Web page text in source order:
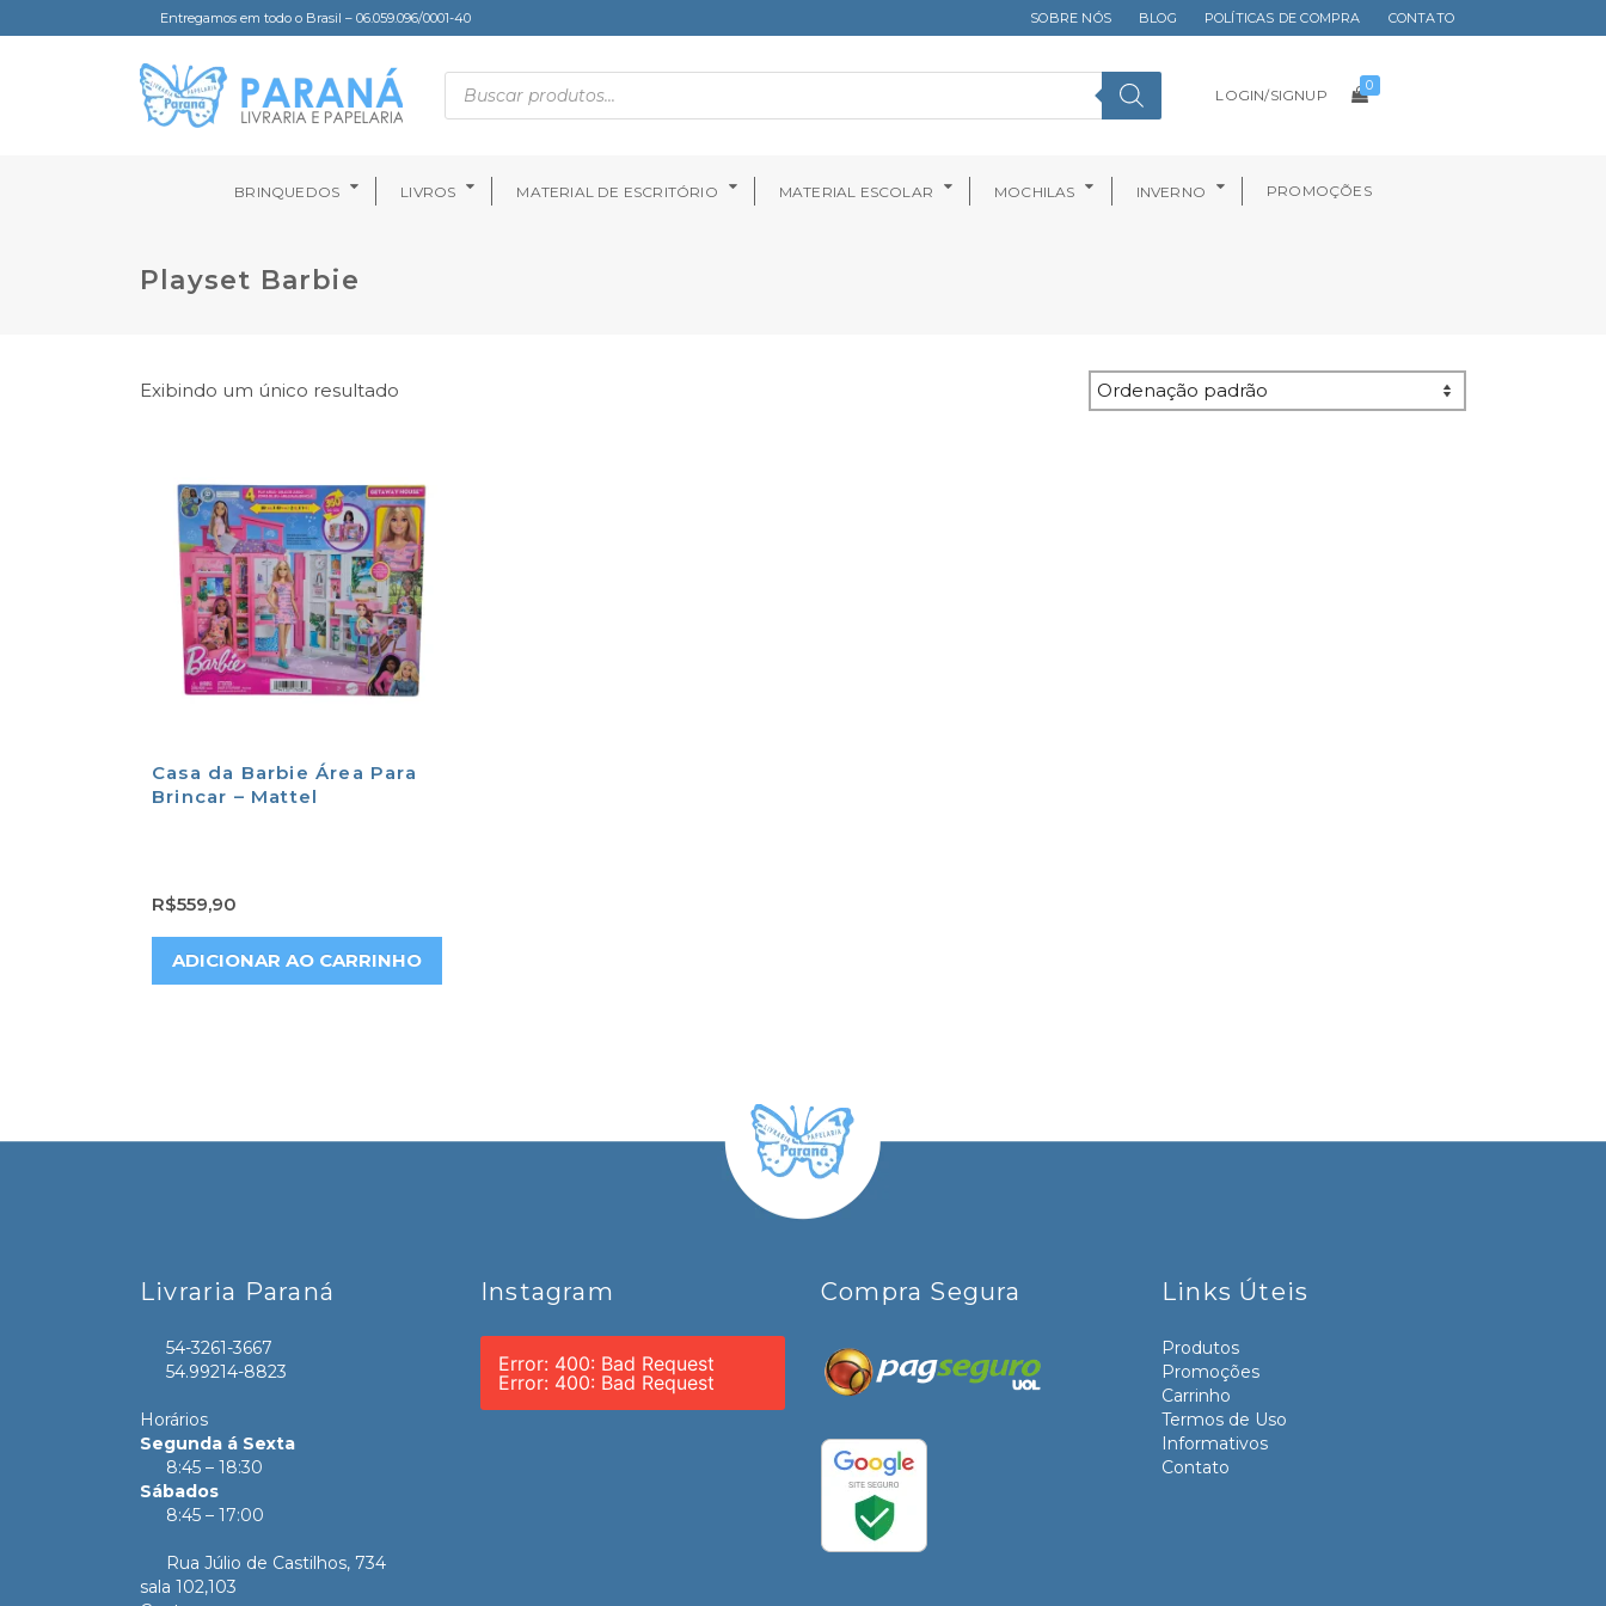
Entregamos em todo o Brasil – 06.059.096/0001-40 SOBRE NÓS BLOG POLÍTICAS DE COMPRA CONTATO
LOGIN/SIGNUP
0
BRINQUEDOS LIVROS MATERIAL DE ESCRITÓRIO MATERIAL ESCOLAR MOCHILAS INVERNO PROMOÇÕES
Playset Barbie
Exibindo um único resultado
Casa da Barbie Área Para
Brincar – Mattel
R$559,90
ADICIONAR AO CARRINHO
Livraria Paraná
54-3261-3667
54.99214-8823
Horários
Segunda á Sexta
8:45 – 18:30
Sábados
8:45 – 17:00
Rua Júlio de Castilhos, 734
sala 102,103
Instagram
Error: 400: Bad Request
Error: 400: Bad Request
Compra Segura Links Úteis
Produtos
Promoções
Carrinho
Termos de Uso
Informativos
Contato